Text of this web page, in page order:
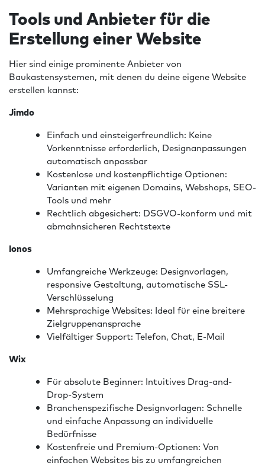
Tools und Anbieter für die
Erstellung einer Website
Hier sind einige prominente Anbieter von
Baukastensystemen, mit denen du deine eigene Website
erstellen kannst:
Jimdo
Einfach und einsteigerfreundlich: Keine
Vorkenntnisse erforderlich, Designanpassungen
automatisch anpassbar
Kostenlose und kostenpflichtige Optionen:
Varianten mit eigenen Domains, Webshops, SEO-
Tools und mehr
Rechtlich abgesichert: DSGVO-konform und mit
abmahnsicheren Rechtstexte
Ionos
Umfangreiche Werkzeuge: Designvorlagen,
responsive Gestaltung, automatische SSL-
Verschlüsselung
Mehrsprachige Websites: Ideal für eine breitere
Zielgruppenansprache
Vielfältiger Support: Telefon, Chat, E-Mail
Wix
Für absolute Beginner: Intuitives Drag-and-
Drop-System
Branchenspezifische Designvorlagen: Schnelle
und einfache Anpassung an individuelle
Bedürfnisse
Kostenfreie und Premium-Optionen: Von
einfachen Websites bis zu umfangreichen